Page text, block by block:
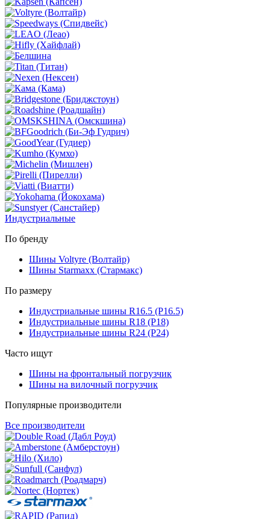
Индустриальные
По бренду
Шины Voltyre (Волтайр)
Шины Starmaxx (Стармакс)
По размеру
Индустриальные шины R16.5 (Р16.5)
Индустриальные шины R18 (Р18)
Индустриальные шины R24 (Р24)
Часто ищут
Шины на фронтальный погрузчик
Шины на вилочный погрузчик
Популярные производители
Все производители